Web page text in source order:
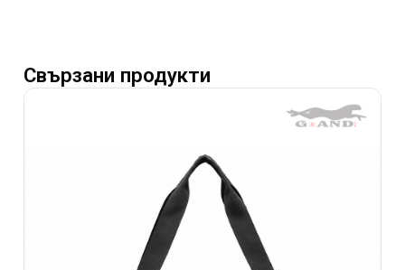
Свързани продукти